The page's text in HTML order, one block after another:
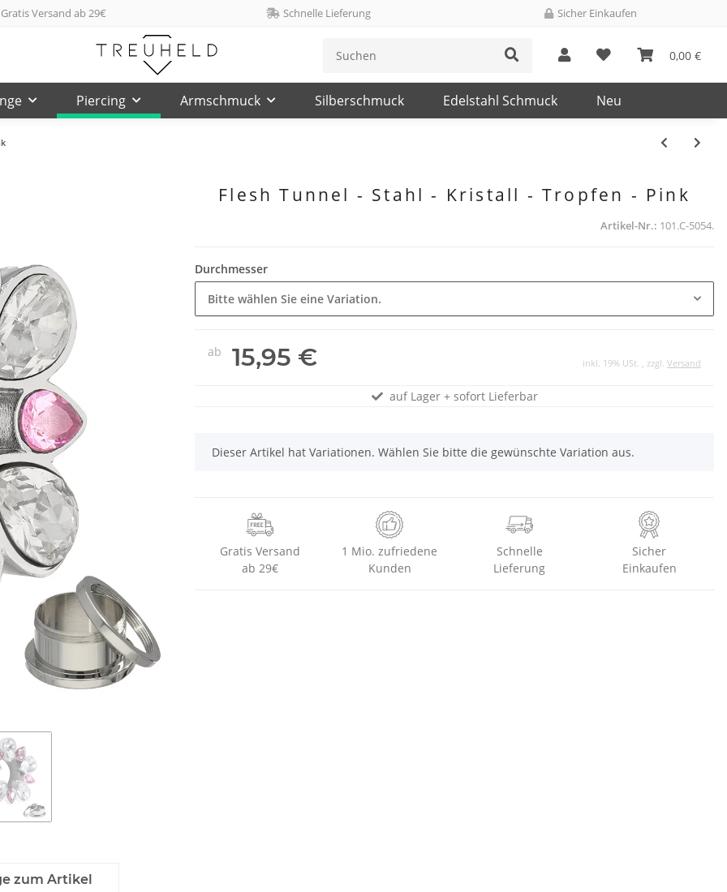
Gratis Versand ab 29€ Schnelle Lieferung Sicher Einkaufen
0,00 €
Piercing Armschmuck Silberschmuck Edelstahl Schmuck Neu
Flesh Tunnel - Stahl - Kristall - Tropfen - Pink
Artikel-Nr.: 101.C-5054.
Durchmesser
Bitte wählen Sie eine Variation.
ab 15,95 € inkl. 19% USt. , zzgl. Versand
auf Lager + sofort Lieferbar
x
Dieser Artikel hat Variationen. Wählen Sie bitte die gewünschte Variation aus.
Gratis Versand
ab 29€
1 Mio. zufriedene
Kunden
Schnelle
Lieferung
Sicher
Einkaufen
zum Artikel